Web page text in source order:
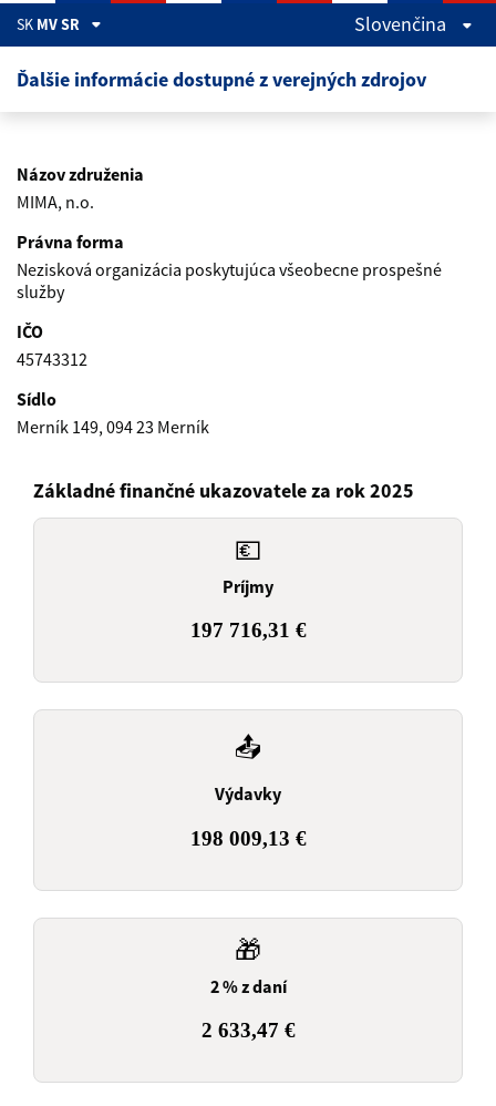
Preskočiť na hlavný obsah
SK MV SR Slovenčina
Ďalšie informácie dostupné z verejných zdrojov
Názov združenia
MIMA, n.o.
Právna forma
Nezisková organizácia poskytujúca všeobecne prospešné
služby
IČO
45743312
Sídlo
Merník 149, 094 23 Merník
Základné finančné ukazovatele za rok 2025
💶
Príjmy
197 716,31 €
📤
Výdavky
198 009,13 €
🎁
2 % z daní
2 633,47 €